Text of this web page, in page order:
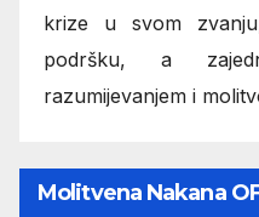
krize u svom
podršku, a
razumijevanjem i
Molitvena Nakana